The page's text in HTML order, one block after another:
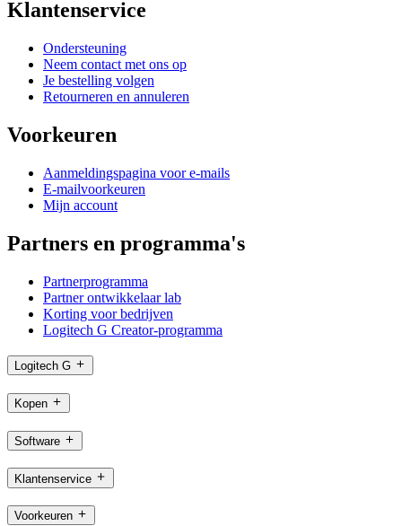
Klantenservice
Ondersteuning
Neem contact met ons op
Je bestelling volgen
Retourneren en annuleren
Voorkeuren
Aanmeldingspagina voor e-mails
E-mailvoorkeuren
Mijn account
Partners en programma's
Partnerprogramma
Partner ontwikkelaar lab
Korting voor bedrijven
Logitech G Creator-programma
Logitech G
Kopen
Software
Klantenservice
Voorkeuren